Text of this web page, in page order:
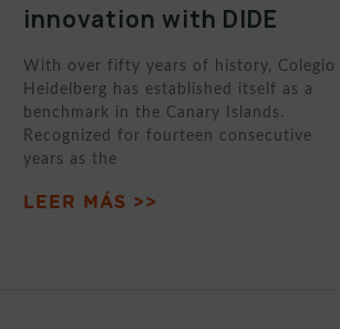
innovation with DIDE
With over fifty years of history, Colegio
Heidelberg has established itself as a
benchmark in the Canary Islands.
Recognized for fourteen consecutive
years as the
LEER MÁS >>